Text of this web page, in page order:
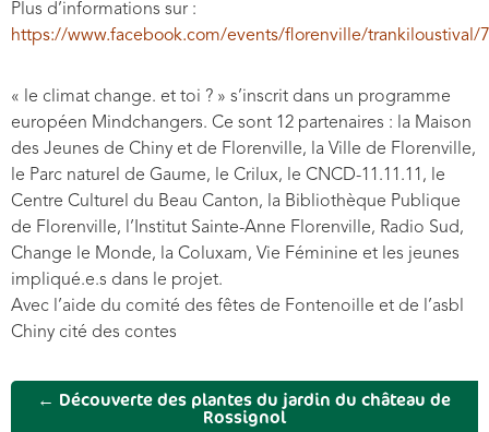
Plus d’informations sur :
https://www.facebook.com/events/florenville/trankiloustival/
« le climat change. et toi ? » s’inscrit dans un programme
européen Mindchangers. Ce sont 12 partenaires : la Maison
des Jeunes de Chiny et de Florenville, la Ville de Florenville,
le Parc naturel de Gaume, le Crilux, le CNCD-11.11.11, le
Centre Culturel du Beau Canton, la Bibliothèque Publique
de Florenville, l’Institut Sainte-Anne Florenville, Radio Sud,
Change le Monde, la Coluxam, Vie Féminine et les jeunes
impliqué.e.s dans le projet.
Avec l’aide du comité des fêtes de Fontenoille et de l’asbl
Chiny cité des contes
← Découverte des plantes du jardin du château de
Rossignol